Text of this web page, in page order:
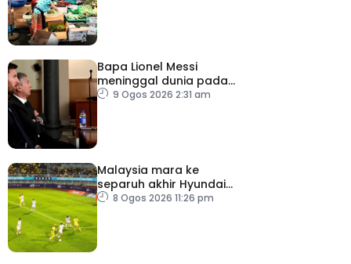
Bapa Lionel Messi
meninggal dunia pada
usia 68 tahun
9 Ogos 2026 2:31 am
Malaysia mara ke
separuh akhir Hyundai
ASEAN Cup
8 Ogos 2026 11:26 pm